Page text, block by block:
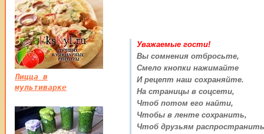
Уважаемые гости!
Вы сомнения отбросьте,
Смело кнопки нажимайте
И рецепт наш сохраняйте.
На страницы в соцсети,
Чтоб потом его найти,
Чтобы в ленте сохранить,
Чтоб друзьям
Пицца в
мультиварке